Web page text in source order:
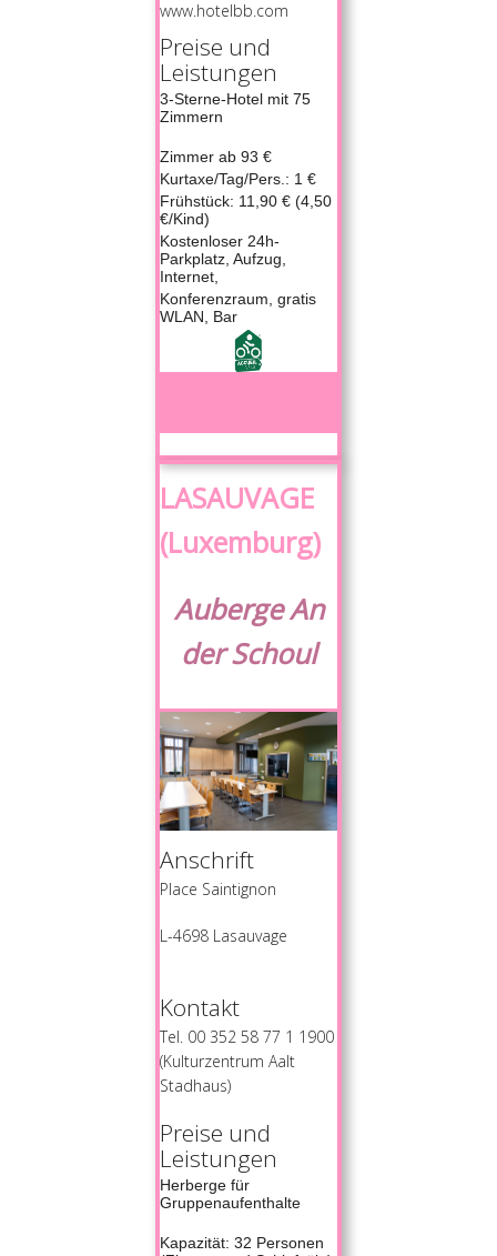
www.hotelbb.com
Preise und
Leistungen
3-Sterne-Hotel mit 75
Zimmern
Zimmer ab 93 €
Kurtaxe/Tag/Pers.: 1 €
Frühstück: 11,90 € (4,50
€/Kind)
Kostenloser 24h-
Parkplatz, Aufzug,
Internet,
Konferenzraum, gratis
WLAN, Bar
LASAUVAGE
(Luxemburg)
Auberge An
der Schoul
Anschrift
Place Saintignon
L-4698 Lasauvage
Kontakt
Tel. 00 352 58 77 1 1900
(Kulturzentrum Aalt
Stadhaus)
Preise und
Leistungen
Herberge für
Gruppenaufenthalte
Kapazität: 32 Personen